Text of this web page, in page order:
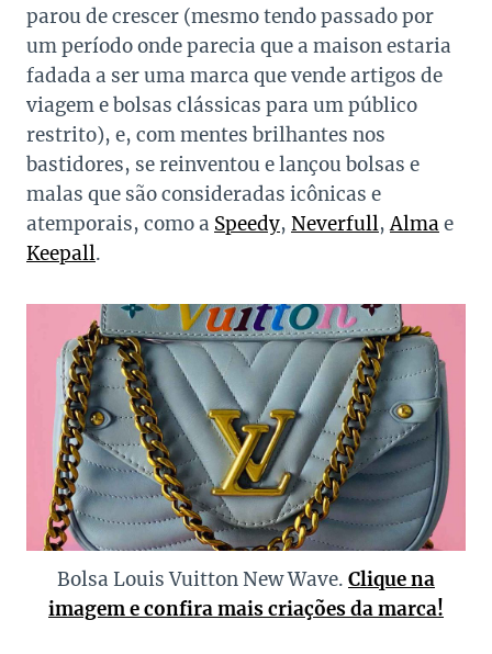
parou de crescer (mesmo tendo passado por
um período onde parecia que a maison estaria
fadada a ser uma marca que vende artigos de
viagem e bolsas clássicas para um público
restrito), e, com mentes brilhantes nos
bastidores, se reinventou e lançou bolsas e
malas que são consideradas icônicas e
atemporais, como a Speedy, Neverfull,Alma e
Keepall.
Bolsa Louis Vuitton New Wave. Clique na
imagem e confira mais criações da marca!